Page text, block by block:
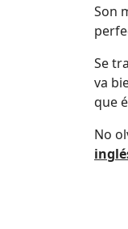
Son
Se
va
que
No